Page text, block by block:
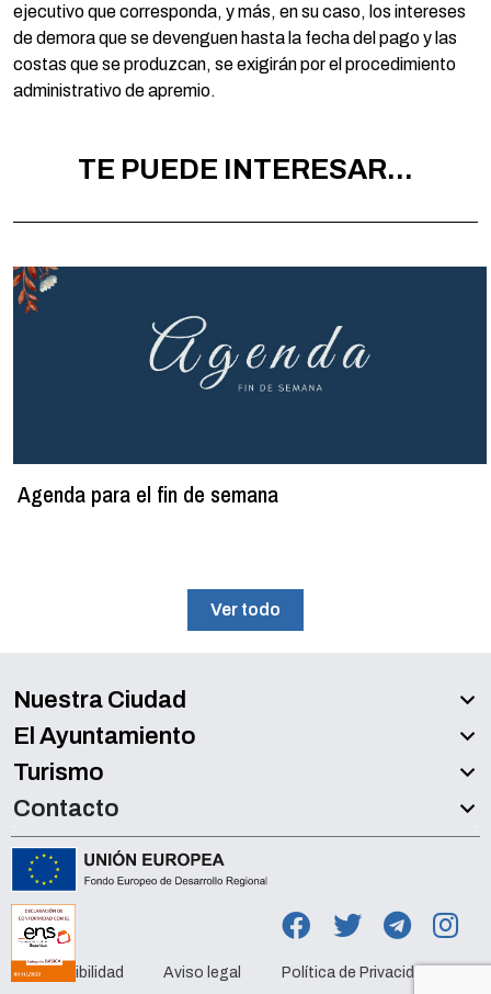
ejecutivo que corresponda, y más, en su caso, los intereses
de demora que se devenguen hasta la fecha del pago y las
costas que se produzcan, se exigirán por el procedimiento
administrativo de apremio.
TE PUEDE INTERESAR...
Agenda para el fin de semana
Ver todo
Nuestra Ciudad
El Ayuntamiento
Turismo
Contacto
Accesibilidad Aviso legal Política de Privacidad